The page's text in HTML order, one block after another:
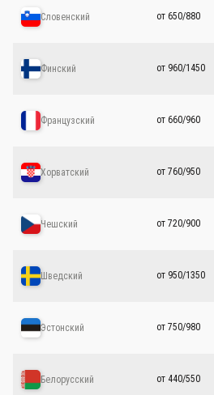
Словенский от 650/880
Финский от 960/1450
Французский от 660/960
Хорватский от 760/950
Чешский от 720/900
Шведский от 950/1350
Эстонский от 750/980
Белорусский от 440/550